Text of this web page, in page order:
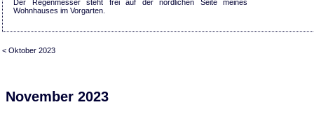
Der Regenmesser steht frei auf der nördlichen Seite meines
Wohnhauses im Vorgarten.
< Oktober 2023
November 2023